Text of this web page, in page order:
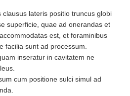
clausus lateris positio truncus globi
superficie, quae ad onerandas et
est, et foraminibus
facilia sunt ad processum.
inseratur in cavitatem ne
cum positione sulci simul ad